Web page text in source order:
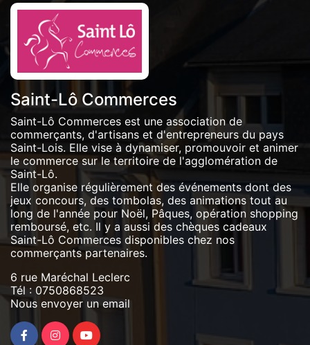
Saint-Lô Commerces
Saint-Lô Commerces est une association de
commerçants, d'artisans et d'entrepreneurs du pays
Saint-Lois. Elle vise à dynamiser, promouvoir et animer
le commerce sur le territoire de l'agglomération de
Saint-Lô.
Elle organise régulièrement des événements dont des
jeux concours, des tombolas, des animations tout au
long de l'année pour Noël, Pâques, opération shopping
remboursé, etc. Il y a aussi des chèques cadeaux
Saint-Lô Commerces disponibles chez nos
commerçants partenaires.
6 rue Maréchal Leclerc
Tél : 0750868523
Nous envoyer un email